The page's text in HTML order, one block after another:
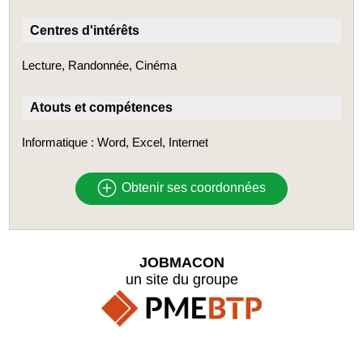
Centres d'intérêts
Lecture, Randonnée, Cinéma
Atouts et compétences
Informatique : Word, Excel, Internet
Obtenir ses coordonnées
JOBMACON
un site du groupe